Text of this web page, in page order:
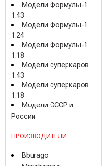
Модели Формулы-1
1:43
Модели Формулы-1
1:24
Модели Формулы-1
1:18
Модели суперкаров
1:43
Модели суперкаров
1:18
Модели СССР и
России
ПРОИЗВОДИТЕЛИ
Bburago